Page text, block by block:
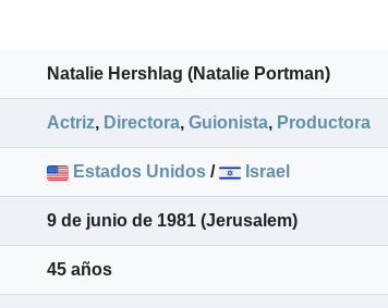
Natalie Hershlag (Natalie Portman)
Actriz, Directora, Guionista, Productora
Estados Unidos / Israel
9 de junio de 1981 (Jerusalem)
45 años